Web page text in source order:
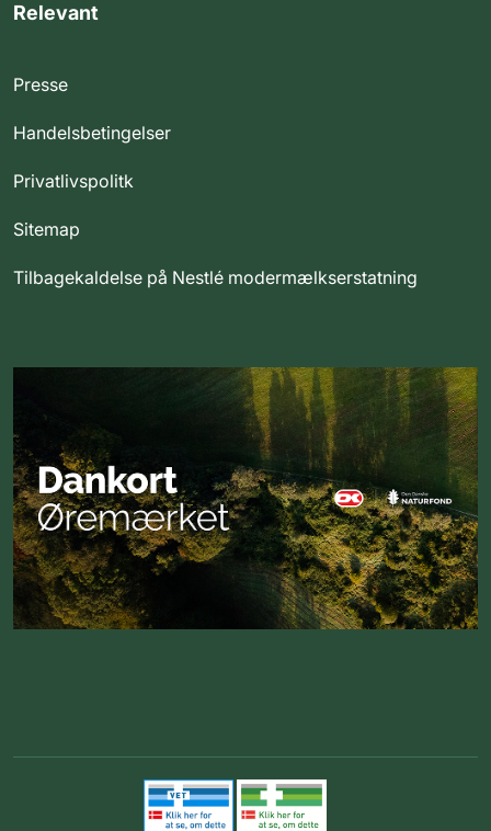
Relevant
Presse
Handelsbetingelser
Privatlivspolitk
Sitemap
Tilbagekaldelse på Nestlé modermælkserstatning